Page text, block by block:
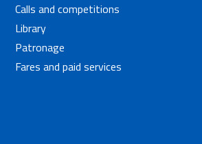
Calls and competitions
Library
Patronage
Fares and paid services